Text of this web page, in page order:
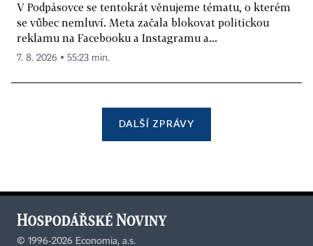
V Podpásovce se tentokrát věnujeme tématu, o kterém
se vůbec nemluví. Meta začala blokovat politickou
reklamu na Facebooku a Instagramu a...
7. 8. 2026 ▪ 55:23 min.
DALŠÍ ZPRÁVY
© 1996-2026 Economia, a.s.